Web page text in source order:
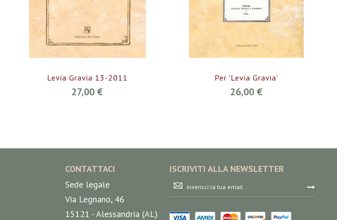
Levia Gravia 13-2011
27,00 €
Per 'Levia Gravia'
26,00 €
CONTATTACI
Sede legale
Via Legnano, 46
15121 - Alessandria (AL)
ISCRIVITI ALLA NEWSLETTER
Iscriviti
alla
nostra